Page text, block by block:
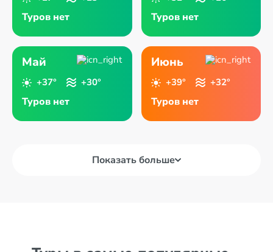
Туров нет Туров нет
Май
+37° +30°
Туров нет
Июнь
+39° +32°
Туров нет
Показать больше